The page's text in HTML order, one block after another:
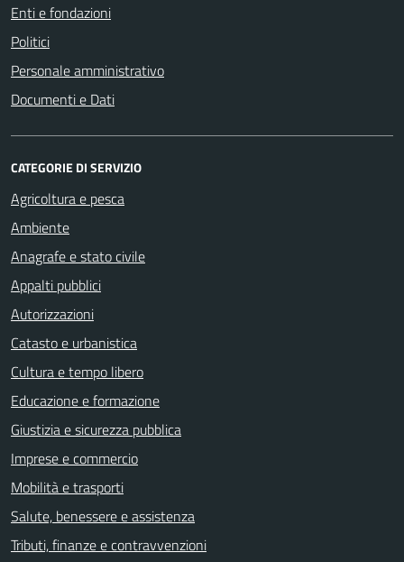
Enti e fondazioni
Politici
Personale amministrativo
Documenti e Dati
CATEGORIE DI SERVIZIO
Agricoltura e pesca
Ambiente
Anagrafe e stato civile
Appalti pubblici
Autorizzazioni
Catasto e urbanistica
Cultura e tempo libero
Educazione e formazione
Giustizia e sicurezza pubblica
Imprese e commercio
Mobilità e trasporti
Salute, benessere e assistenza
Tributi, finanze e contravvenzioni